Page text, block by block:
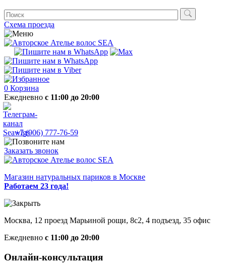
Схема проезда
0 Корзина
Ежедневно с 11:00 до 20:00
+7 (906) 777-76-59
Заказать звонок
Магазин натуральных париков в Москве
Работаем 23 года!
Москва, 12 проезд Марьиной рощи, 8с2, 4 подъезд, 35 офис
Ежедневно с 11:00 до 20:00
Онлайн-консультация